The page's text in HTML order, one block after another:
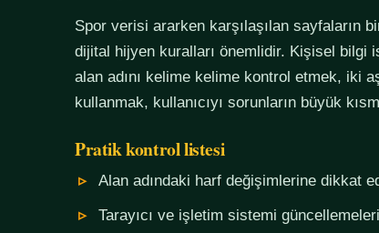
Spor verisi ararken karşılaşılan sayfaların
dijital hijyen kuralları önemlidir. Kişisel bilgi
alan adını kelime kelime kontrol etmek, iki
kullanmak, kullanıcıyı sorunların büyük
Pratik kontrol listesi
Alan adındaki harf değişimlerine dikkat
Tarayıcı ve işletim sistemi